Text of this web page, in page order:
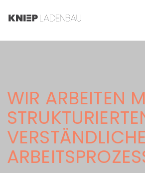
WIR ARBEITEN
PROJEKTARCHIV
PRODUKTANGEBOT
LEISTUNGEN
ARBEITSPROZESS